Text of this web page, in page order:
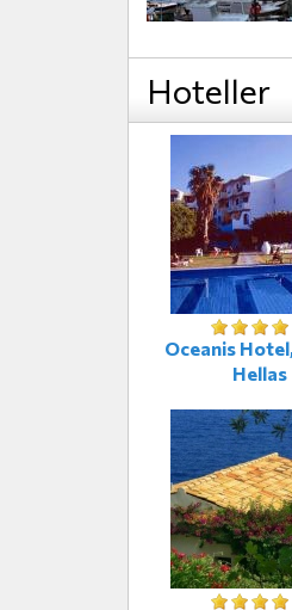
Hoteller
Oceanis
Hellas